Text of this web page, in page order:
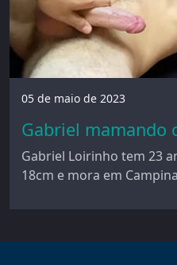
05 de maio de 2023
Gabriel mamando
Gabriel Loirinho tem 23
18cm e mora em